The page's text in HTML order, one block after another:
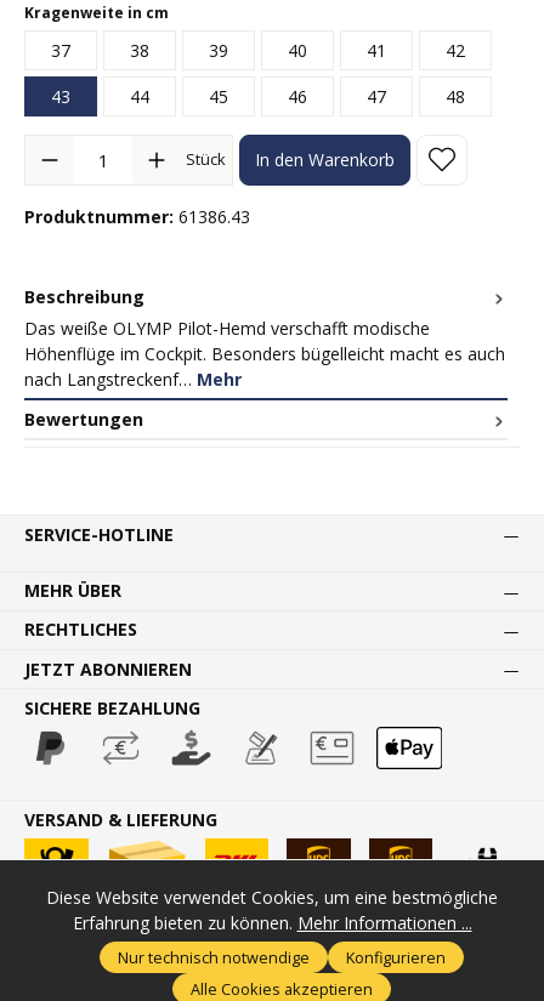
Kragenweite in cm
37 38 39 40 41
42
43
44 45 46 47 48
Produkt Anzahl: Gib den gewünschten Wert ein oder benutze die
Stück In den Warenkorb
Produktnummer: 61386.43
Beschreibung
Das weiße OLYMP Pilot-Hemd verschafft modische
Höhenflüge im Cockpit. Besonders bügelleicht macht es auch
nach Langstreckenf… Mehr
Bewertungen
SERVICE-HOTLINE
MEHR ÜBER
RECHTLICHES
JETZT ABONNIEREN
SICHERE BEZAHLUNG
VERSAND & LIEFERUNG
* Alle Preise inkl. gesetzl. Mehrwertsteuer zzgl.Versandkosten
ggf. Nachnahmegebühren, wenn nicht anders angegeben.
Diese Website verwendet Cookies, um eine bestmögliche
Erfahrung bieten zu können. Mehr Informationen ...
Nur technisch notwendige
Konfigurieren
Alle Cookies akzeptieren